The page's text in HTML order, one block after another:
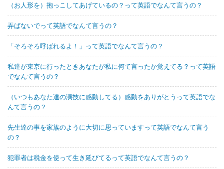
（お人形を）抱っこしてあげているの？って英語でなんて言うの？
弄ばないでって英語でなんて言うの？
「そろそろ呼ばれるよ！」って英語でなんて言うの？
私達が東京に行ったときあなたが私に何て言ったか覚えてる？って英語
でなんて言うの？
（いつもあなた達の演技に感動してる）感動をありがとうって英語でな
んて言うの？
先生達の事を家族のように大切に思っていますって英語でなんて言う
の？
犯罪者は税金を使って生き延びてるって英語でなんて言うの？